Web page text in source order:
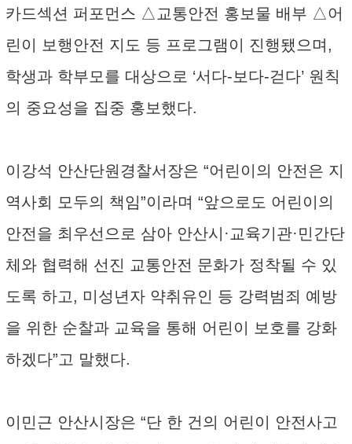
카드섹션 퍼포먼스 △교통안전 홍보물 배부 △어
린이 보행안전 지도 등 프로그램이 진행됐으며,
학생과 학부모를 대상으로 ‘서다-보다-걷다’ 원칙
의 중요성을 집중 홍보했다.
이강석 안산단원경찰서장은 “어린이의 안전은 지
역사회 모두의 책임”이라며 “앞으로도 어린이의
안전을 최우선으로 삼아 안산시·교육기관·민간단
체와 협력해 선진 교통안전 문화가 정착될 수 있
도록 하고, 미성년자 약취유인 등 강력범죄 예방
을 위한 순찰과 교육을 통해 어린이 보호를 강화
하겠다”고 말했다.
이민근 안산시장은 “단 한 건의 어린이 안전사고